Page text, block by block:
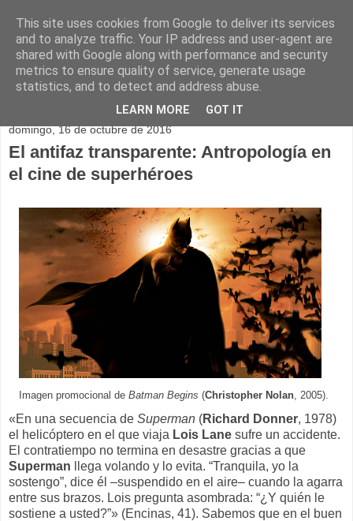
domingo, 16 de octubre de 2016
El antifaz transparente: Antropología en
el cine de superhéroes
Imagen promocional de Batman Begins (Christopher Nolan , 2005).
«En una secuencia de Superman (Richard Donner, 1978)
el helicóptero en el que viaja Lois Lane sufre un accidente.
El contratiempo no termina en desastre gracias a que
Superman
llega volando y lo evita. “Tranquila, yo la
sostengo”, dice él –suspendido en el aire– cuando la agarra
entre sus brazos. Lois pregunta asombrada: “¿Y quién le
sostiene a usted?”» (Encinas, 41). Sabemos que en el buen
This site uses cookies from Google to deliver its services
and to analyze traffic. Your IP address and user-agent are
shared with Google along with performance and security
metrics to ensure quality of service, generate usage
statistics, and to detect and address abuse.
LEARN MORE GOT IT